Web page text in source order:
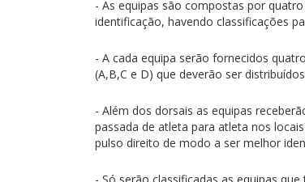
- As equipas são compostas por
identificação, havendo classificações
- A cada equipa serão fornecidos
(A,B,C e D) que deverão ser
- Além dos dorsais as equipas
passada de atleta para atleta nos
pulso direito de modo a ser melhor